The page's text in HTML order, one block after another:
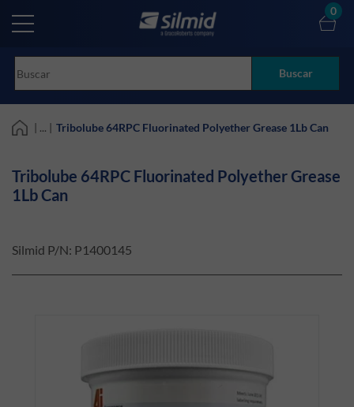
main
Buscar
0
| ... | Tribolube 64RPC Fluorinated Polyether Grease 1Lb Can
Tribolube 64RPC Fluorinated Polyether Grease
1Lb Can
Silmid P/N: P1400145